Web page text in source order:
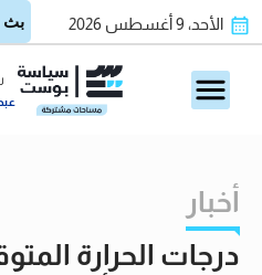
الأحد، 9 أغسطس 2026
أخبار
درجات الحرارة